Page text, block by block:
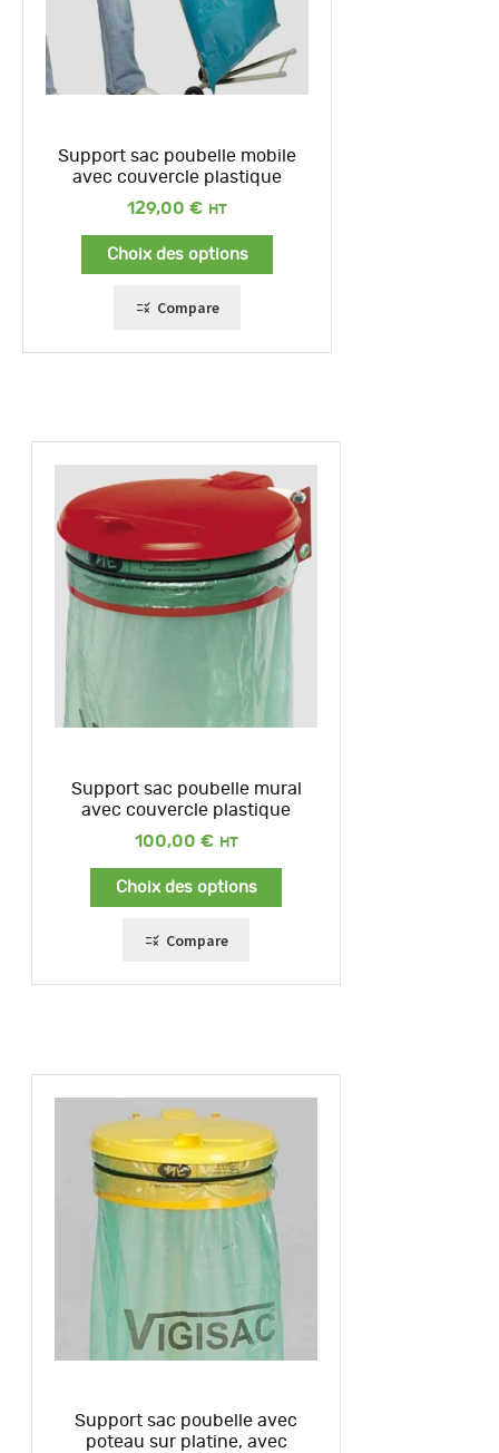
Support sac poubelle mobile
avec couvercle plastique
129,00 €
Choix des options
Compare
Support sac poubelle mural
avec couvercle plastique
100,00 €
Choix des options
Compare
Support sac poubelle avec
poteau sur platine, avec